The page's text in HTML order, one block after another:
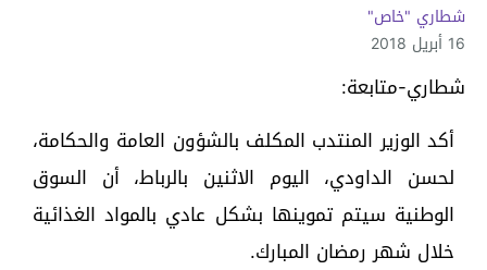
شطاري "خاص"
16 أبريل 2018
شطاري-متابعة:
أكد الوزير المنتدب المكلف بالشؤون العامة والحكامة،
لحسن الداودي، اليوم الاثنين بالرباط، أن السوق
الوطنية سيتم تموينها بشكل عادي بالمواد الغذائية
خلال شهر رمضان المبارك.